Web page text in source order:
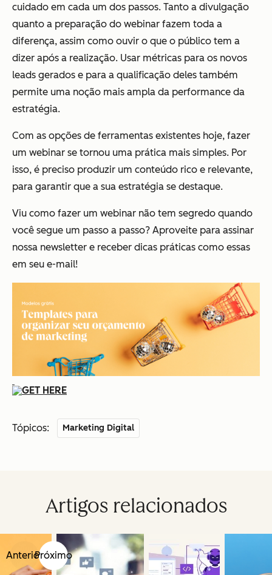
cuidado em cada um dos passos. Tanto a divulgação
quanto a preparação do webinar fazem toda a
diferença, assim como ouvir o que o público tem a
dizer após a realização. Usar métricas para os novos
leads gerados e para a qualificação deles também
permite uma noção mais ampla da performance da
estratégia.
Com as opções de ferramentas existentes hoje, fazer
um webinar se tornou uma prática mais simples. Por
isso, é preciso produzir um conteúdo rico e relevante,
para garantir que a sua estratégia se destaque.
Viu como fazer um webinar não tem segredo quando
você segue um passo a passo? Aproveite para assinar
nossa newsletter e receber dicas práticas como essas
em seu e-mail!
Tópicos: Marketing Digital
Artigos relacionados
AnteriorPróximo